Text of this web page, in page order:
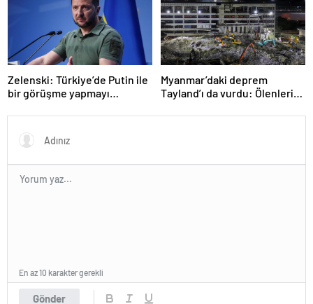
Zelenski: Türkiye’de Putin ile
bir görüşme yapmayı
Myanmar’daki deprem
Tayland’ı da vurdu: Ölenlerin
Gönder
En az 10 karakter gerekli